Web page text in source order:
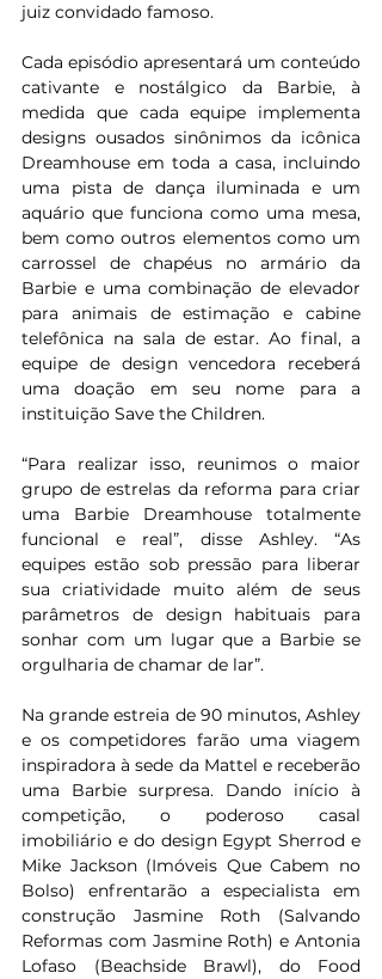
juiz convidado famoso.
Cada episódio apresentará um conteúdo
cativante e nostálgico da Barbie, à
medida que cada equipe implementa
designs ousados sinônimos da icônica
Dreamhouse em toda a casa, incluindo
uma pista de dança iluminada e um
aquário que funciona como uma mesa,
bem como outros elementos como um
carrossel de chapéus no armário da
Barbie e uma combinação de elevador
para animais de estimação e cabine
telefônica na sala de estar. Ao final, a
equipe de design vencedora receberá
uma doação em seu nome para a
instituição Save the Children.
“Para realizar isso, reunimos o maior
grupo de estrelas da reforma para criar
uma Barbie Dreamhouse totalmente
funcional e real”, disse Ashley. “As
equipes estão sob pressão para liberar
sua criatividade muito além de seus
parâmetros de design habituais para
sonhar com um lugar que a Barbie se
orgulharia de chamar de lar”.
Na grande estreia de 90 minutos, Ashley
e os competidores farão uma viagem
inspiradora à sede da Mattel e receberão
uma Barbie surpresa. Dando início à
competição, o poderoso casal
imobiliário e do design Egypt Sherrod e
Mike Jackson (Imóveis Que Cabem no
Bolso) enfrentarão a especialista em
construção Jasmine Roth (Salvando
Reformas com Jasmine Roth) e Antonia
Lofaso (Beachside Brawl), do Food